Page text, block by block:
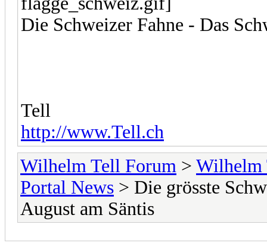
Die Schweizer Fahne - Das
Tell
http://www.Tell.ch
Wilhelm Tell Forum > Wilhelm
Portal News > Die grösste
August am Säntis